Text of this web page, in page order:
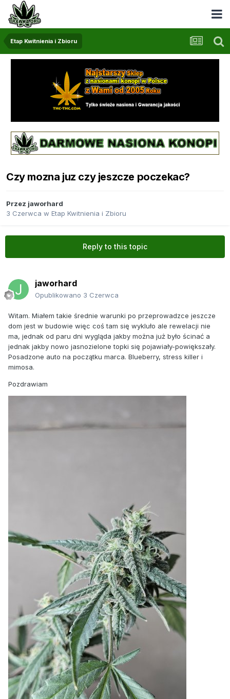
Etap Kwitnienia i Zbioru
Czy mozna juz czy jeszcze poczekac?
Przez jaworhard
3 Czerwca w Etap Kwitnienia i Zbioru
Reply to this topic
jaworhard
Opublikowano 3 Czerwca
Witam. Miałem takie średnie warunki po przeprowadzce jeszcze
dom jest w budowie więc coś tam się wykluło ale rewelacji nie
ma, jednak od paru dni wygląda jakby można już było ścinać a
jednak jakby nowo jasnozielone topki się pojawiały-powiększały.
Posadzone auto na początku marca. Blueberry, stress killer i
mimosa.
Pozdrawiam